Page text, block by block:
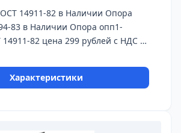
14911-82 в Наличии Опора
83 в Наличии Опора опп1-
14911-82 цена 299 рублей с НДС в
Характеристики